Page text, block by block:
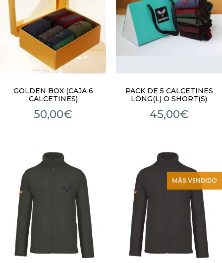
GOLDEN BOX (CAJA 6
CALCETINES)
50,00€
PACK DE 5 CALCETINES
LONG(L) O SHORT(S)
45,00€
MÁS VENDIDO